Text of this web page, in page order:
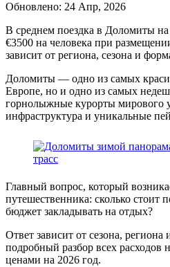
Обновлено: 24 Апр, 2026
В среднем поездка в Доломиты
€3500 на человека при
зависит от региона, сезона и
Доломиты — одно из самых
Европе, но и одно из самых
горнолыжные курорты мирового
инфраструктура и уникальные
Главный вопрос, который
путешественника: сколько стоит
бюджет закладывать на отдых?
Ответ зависит от сезона,
подробный разбор всех расходов
ценами на 2026 год.